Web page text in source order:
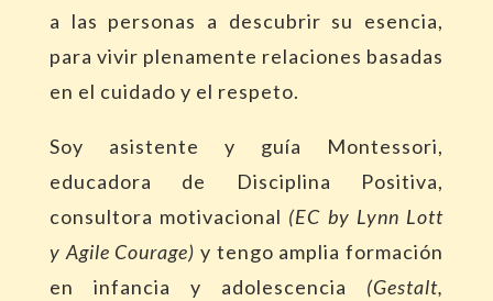
a las personas a descubrir su esencia,
para vivir plenamente relaciones basadas
en el cuidado y el respeto.
Soy asistente y guía Montessori,
educadora de Disciplina Positiva,
consultora motivacional (EC by Lynn Lott
y Agile Courage) y tengo amplia formación
en infancia y adolescencia (Gestalt,